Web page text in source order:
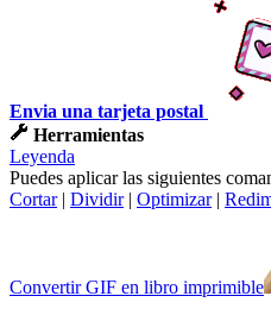
Envia una tarjeta postal
Herramientas
Leyenda
Puedes aplicar las siguientes
Cortar| Dividir| Optimizar|
Convertir GIF en libro imprimible